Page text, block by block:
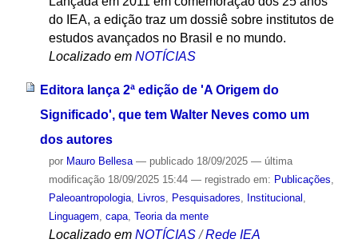
do IEA, a edição traz um dossiê sobre institutos de
estudos avançados no Brasil e no mundo.
Localizado em NOTÍCIAS
Editora lança 2ª edição de 'A Origem do
Significado', que tem Walter Neves como um
dos autores
por Mauro Bellesa — publicado18/09/2025 — última
modificação18/09/2025 15:44 — registrado em: Publicações,
Paleoantropologia, Livros, Pesquisadores, Institucional ,
Linguagem, capa, Teoria da mente
Localizado em NOTÍCIAS /Rede IEA